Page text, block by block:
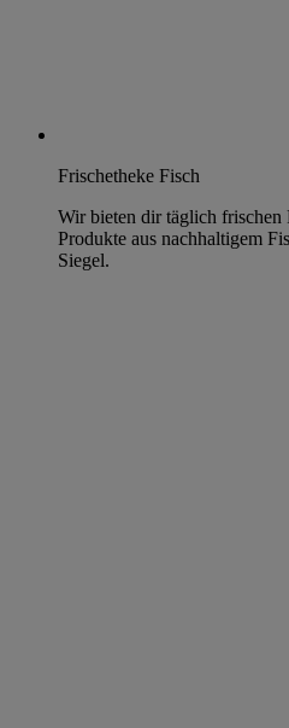
Frischetheke Fisch
Wir bieten dir täglich frischen
Produkte aus nachhaltigem
Siegel.